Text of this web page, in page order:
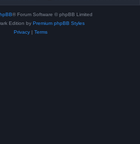
® Forum Software © phpBB Limited
Edition by Premium phpBB Styles
Privacy| Terms